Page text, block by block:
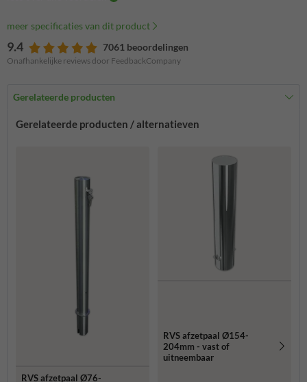
meer specificaties van dit product
9.4 7061 beoordelingen
Onafhankelijke reviews door FeedbackCompany
Gerelateerde producten
Gerelateerde producten / alternatieven
RVS afzetpaal Ø76-
RVS afzetpaal Ø154-
204mm - vast of
uitneembaar